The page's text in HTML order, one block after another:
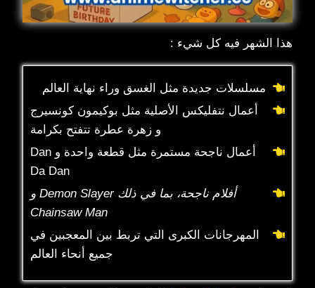
هذا الشهر فيه كل شيء :
مسلسلات جديدة مثل الغسق وراء نهاية العالم
أعمال نتفليكس الأصلية مثل بوكيمون كونسيرج
و زهرة عطرة تتفتح بكرامة
أعمال ناجحة مستمرة مثل قطعة واحدة و Dan
Da Dan
أفلام ناجحة، بما في ذلك Demon Slayer و
Chainsaw Man
المهرجانات الكبرى التي تربط بين المعجبين في
جميع أنحاء العالم